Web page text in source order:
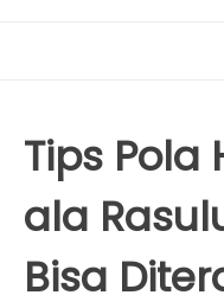
Tips Pola
ala
Bisa